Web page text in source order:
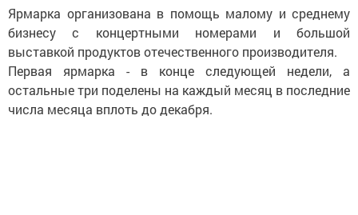
Ярмарка организована в помощь малому и среднему
бизнесу с концертными номерами и большой
выставкой продуктов отечественного производителя.
Первая ярмарка - в конце следующей недели, а
остальные три поделены на каждый месяц в последние
числа месяца вплоть до декабря.